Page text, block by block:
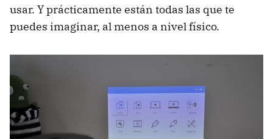
usar. Y prácticamente están todas las que te
puedes imaginar, al menos a nivel físico.